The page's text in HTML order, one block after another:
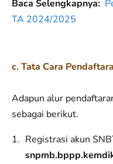
Baca Selengkapnya:
TA 2024/2025
c. Tata Cara
Adapun alur
sebagai berikut.
Registrasi akun